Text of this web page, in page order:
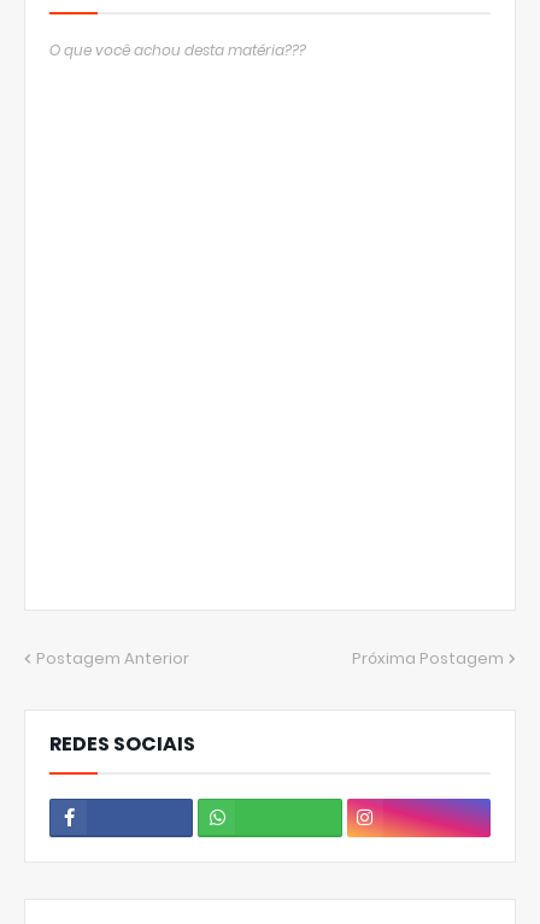
O que você achou desta matéria???
Postagem Anterior Próxima Postagem
REDES SOCIAIS